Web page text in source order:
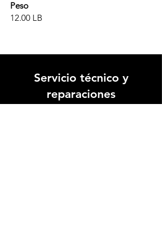
Peso
12.00 LB
Servicio técnico y
reparaciones